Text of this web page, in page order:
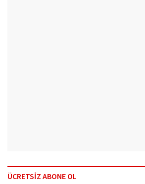
ÜCRETSİZ ABONE OL